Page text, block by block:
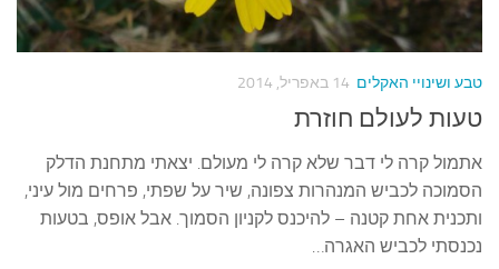
טבע ושינויי האקלים 14 באפריל, 2014
טעות לעולם חוזרת
אתמול קרה לי דבר שלא קרה לי מעולם. יצאתי מתחנת הדלק
הסמוכה לכביש המנהרות צפונה, שיר על שפתי, פרחים מול עיני,
ותכנית אחת קטנה – להיכנס לקניון הסמוך. אבל אופס, בטעות
נכנסתי לכביש האגרה…